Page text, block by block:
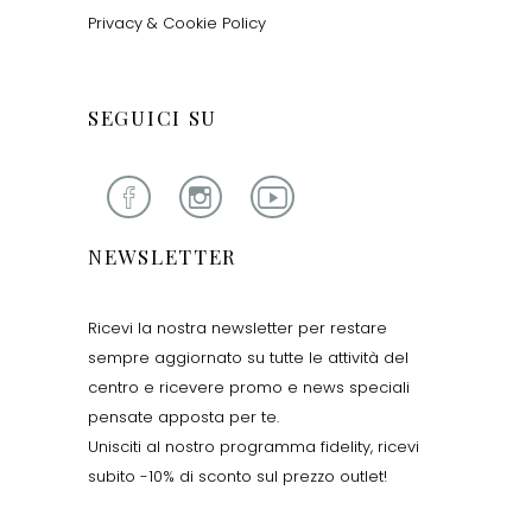
Privacy & Cookie Policy
SEGUICI SU
NEWSLETTER
Ricevi la nostra newsletter per restare
sempre aggiornato su tutte le attività del
centro e ricevere promo e news speciali
pensate apposta per te.
Unisciti al nostro programma fidelity, ricevi
subito -10% di sconto sul prezzo outlet!